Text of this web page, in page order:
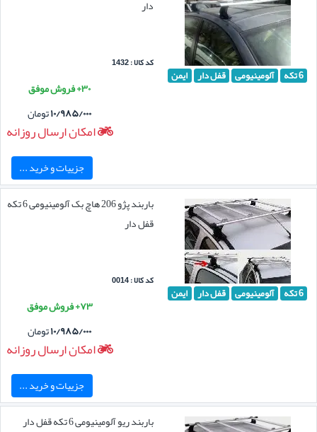
6 تکه آلومینیومی قفل دار ایمن
دار
کد کالا : 1432
۳۰+ فروش موفق
۱۰/۹۸۵/۰۰۰تومان
امکان ارسال روزانه
جزییات و خرید ...
6 تکه آلومینیومی قفل دار ایمن
باربند پژو 206 هاچ بک آلومینیومی 6 تکه
قفل دار
کد کالا : 0014
۷۳+ فروش موفق
۱۰/۹۸۵/۰۰۰تومان
امکان ارسال روزانه
جزییات و خرید ...
باربند ریو آلومینیومی 6 تکه قفل دار